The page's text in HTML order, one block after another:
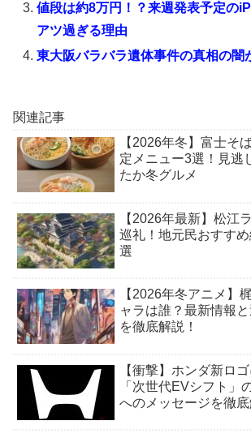
値段は約8万円！？来週発表予定の
アツ過ぎる理由
東大阪バラバラ遺体事件の真相の
関連記事
【2026年冬】富士そ
定メニュー3選！見逃
たか冬グルメ
【2026年最新】松江
巡礼！地元民おすす
選
【2026年冬アニメ】
ャラは誰？最新情報
を徹底解説！
【衝撃】ホンダ新ロ
「次世代EVシフト」
へのメッセージを徹底